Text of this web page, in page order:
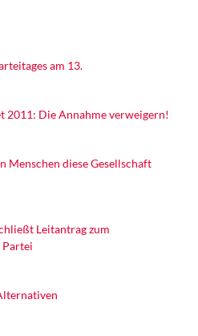
am 13.
2011: Die Annahme verweigern!
Menschen diese Gesellschaft
Leitantrag zum
Partei